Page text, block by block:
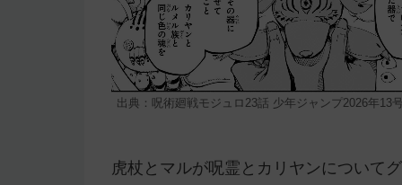
出典：呪術廻戦モジュロ23話 少年ジャンプ2026年13
虎杖とマルが呪霊とカリヤンについて